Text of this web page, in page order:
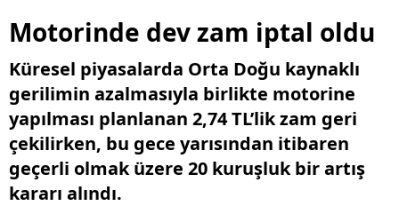
Motorinde dev zam iptal oldu
Küresel piyasalarda Orta Doğu kaynaklı
gerilimin azalmasıyla birlikte motorine
yapılması planlanan 2,74 TL’lik zam geri
çekilirken, bu gece yarısından itibaren
geçerli olmak üzere 20 kuruşluk bir artış
kararı alındı.